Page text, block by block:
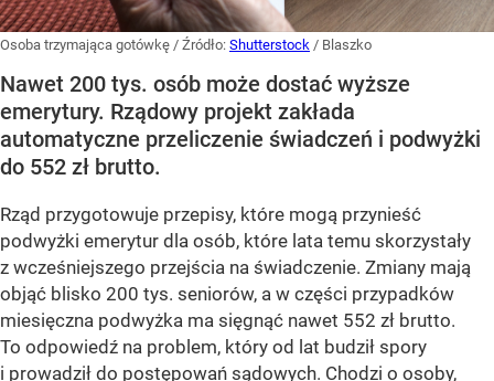
Osoba trzymająca gotówkę / Źródło: Shutterstock / Blaszko
Nawet 200 tys. osób może dostać wyższe
emerytury. Rządowy projekt zakłada
automatyczne przeliczenie świadczeń i podwyżki
do 552 zł brutto.
Rząd przygotowuje przepisy, które mogą przynieść
podwyżki emerytur dla osób, które lata temu skorzystały
z wcześniejszego przejścia na świadczenie. Zmiany mają
objąć blisko 200 tys. seniorów, a w części przypadków
miesięczna podwyżka ma sięgnąć nawet 552 zł brutto.
To odpowiedź na problem, który od lat budził spory
i prowadził do postępowań sądowych. Chodzi o osoby,